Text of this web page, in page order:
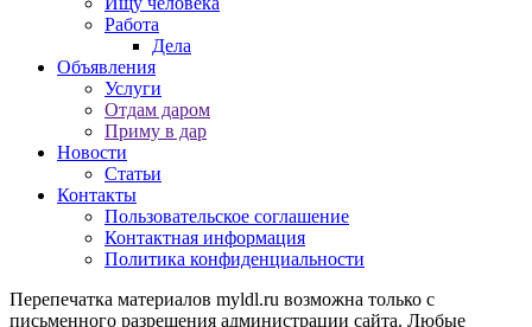
Работа
Дела
Объявления
Услуги
Отдам даром
Приму в дар
Новости
Статьи
Контакты
Пользовательское соглашение
Контактная информация
Политика конфиденциальности
Перепечатка материалов myldl.ru возможна только с
письменного разрешения администрации сайта. Любые